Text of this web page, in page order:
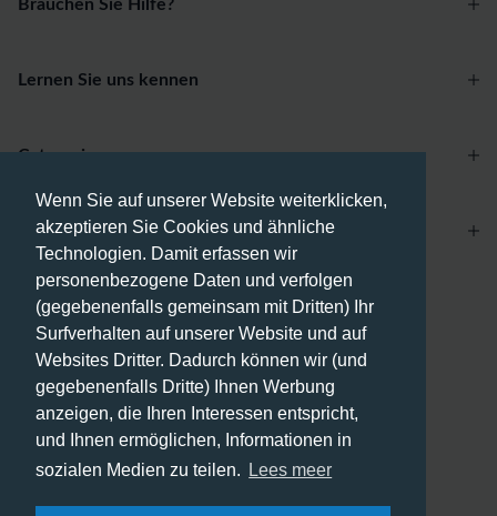
Wenn Sie auf unserer Website weiterklicken,
akzeptieren Sie Cookies und ähnliche
Technologien. Damit erfassen wir
personenbezogene Daten und verfolgen
(gegebenenfalls gemeinsam mit Dritten) Ihr
Surfverhalten auf unserer Website und auf
Websites Dritter. Dadurch können wir (und
gegebenenfalls Dritte) Ihnen Werbung
anzeigen, die Ihren Interessen entspricht,
und Ihnen ermöglichen, Informationen in
sozialen Medien zu teilen.
Lees meer
Brauchen Sie Hilfe?
Lernen Sie uns kennen
Zahlungsmethoden
Versandmethoden
Categories
Account